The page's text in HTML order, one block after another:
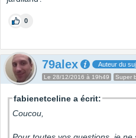
0
79alex Auteur du
Le 28/12/2016 à 19h49 Super
fabienetceline a écrit:
Coucou,